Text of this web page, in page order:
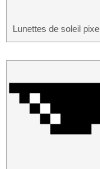
Lunettes de soleil